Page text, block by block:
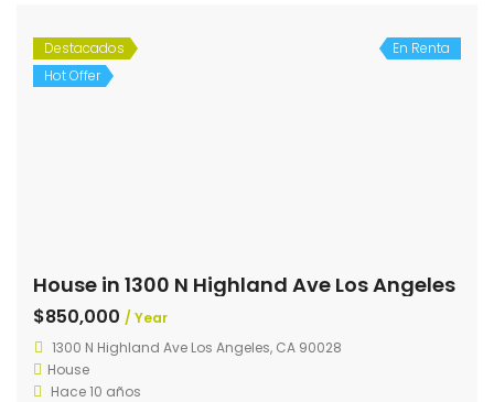
Destacados
Hot Offer
En Renta
House in 1300 N Highland Ave Los Angeles
$850,000 / Year
1300 N Highland Ave Los Angeles, CA 90028
House
Hace 10 años